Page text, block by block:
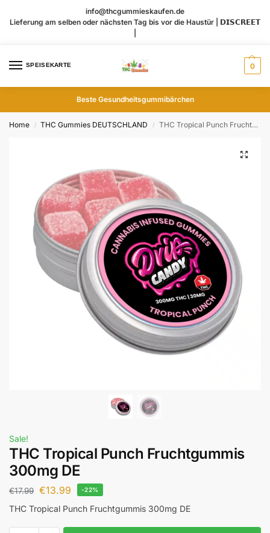
info@thcgummieskaufen.de
Lieferung am selben oder nächsten Tag bis vor die Haustür | 𝗗𝗜𝗦𝗖𝗥𝗘𝗘𝗧
SPEISEKARTE 0
Beste Gesundheitsgummibärchen
Home / THC Gummies DEUTSCHLAND / THC Tropical Punch Fruchtgummis 300mg DE
Sale!
THC Tropical Punch Fruchtgummis
300mg DE
€17.99 €13.99 -22%
THC Tropical Punch Fruchtgummis 300mg DE